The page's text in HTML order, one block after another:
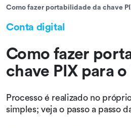
Encontramos resultados
Como fazer portabilidade da chave
Conta digital
Como fazer
chave PIX para
Processo é realizado no
simples; veja o passo a passo